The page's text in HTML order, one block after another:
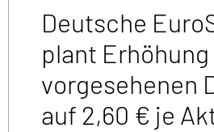
Deutsche
plant
vorgesehenen
auf 2,60 € je